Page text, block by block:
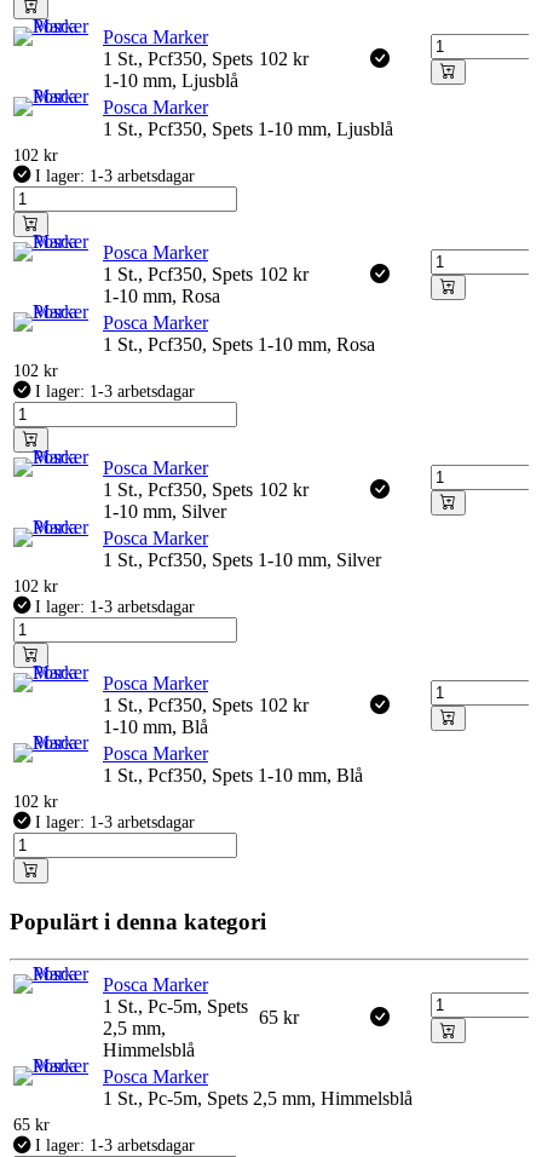
Posca Marker
1 St., Pcf350, Spets
1-10 mm, Ljusblå
102 kr
Posca Marker
1 St., Pcf350, Spets 1-10 mm, Ljusblå
102 kr
I lager: 1-3 arbetsdagar
Posca Marker
1 St., Pcf350, Spets
1-10 mm, Rosa
102 kr
Posca Marker
1 St., Pcf350, Spets 1-10 mm, Rosa
102 kr
I lager: 1-3 arbetsdagar
Posca Marker
1 St., Pcf350, Spets
1-10 mm, Silver
102 kr
Posca Marker
1 St., Pcf350, Spets 1-10 mm, Silver
102 kr
I lager: 1-3 arbetsdagar
Posca Marker
1 St., Pcf350, Spets
1-10 mm, Blå
102 kr
Posca Marker
1 St., Pcf350, Spets 1-10 mm, Blå
102 kr
I lager: 1-3 arbetsdagar
Populärt i denna kategori
Posca Marker
1 St., Pc-5m, Spets
2,5 mm,
Himmelsblå
65 kr
Posca Marker
1 St., Pc-5m, Spets 2,5 mm, Himmelsblå
65 kr
I lager: 1-3 arbetsdagar